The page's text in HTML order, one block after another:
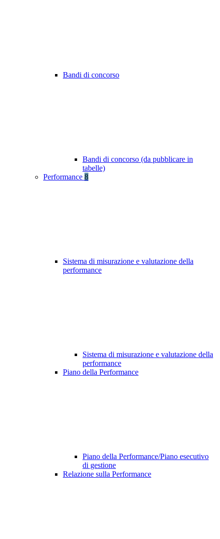
Bandi di concorso
Bandi di concorso (da pubblicare in
tabelle)
Performance 8
Sistema di misurazione e valutazione della
performance
Sistema di misurazione e valutazione della
performance
Piano della Performance
Piano della Performance/Piano esecutivo
di gestione
Relazione sulla Performance